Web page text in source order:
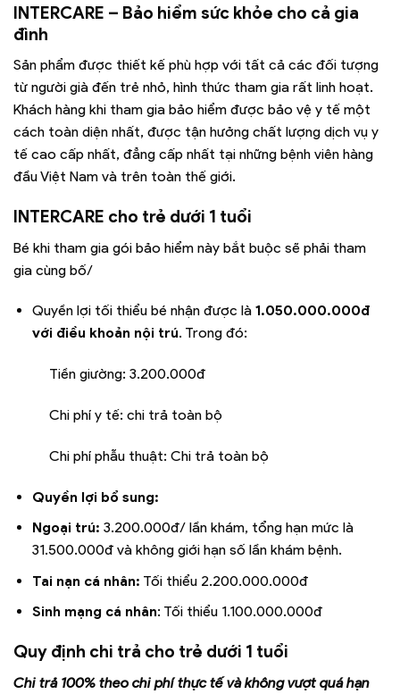
INTERCARE – Bảo hiểm sức khỏe cho cả gia
đình
Sản phẩm được thiết kế phù hợp với tất cả các đối tượng
từ người già đến trẻ nhỏ, hình thức tham gia rất linh hoạt.
Khách hàng khi tham gia bảo hiểm được bảo vệ y tế một
cách toàn diện nhất, được tận hưởng chất lượng dịch vụ y
tế cao cấp nhất, đẳng cấp nhất tại những bệnh viên hàng
đầu Việt Nam và trên toàn thế giới.
INTERCARE cho trẻ dưới 1 tuổi
Bé khi tham gia gói bảo hiểm này bắt buộc sẽ phải tham
gia cùng bố/
Quyền lợi tối thiểu bé nhận được là 1.050.000.000đ
với điều khoản nội trú. Trong đó:
Tiền giường: 3.200.000đ
Chi phí y tế: chi trả toàn bộ
Chi phí phẫu thuật: Chi trả toàn bộ
Quyền lợi bổ sung:
Ngoại trú: 3.200.000đ/ lần khám, tổng hạn mức là
31.500.000đ và không giới hạn số lần khám bệnh.
Tai nạn cá nhân: Tối thiểu 2.200.000.000đ
Sinh mạng cá nhân: Tối thiểu 1.100.000.000đ
Quy định chi trả cho trẻ dưới 1 tuổi
Chi trả 100% theo chi phí thực tế và không vượt quá hạn